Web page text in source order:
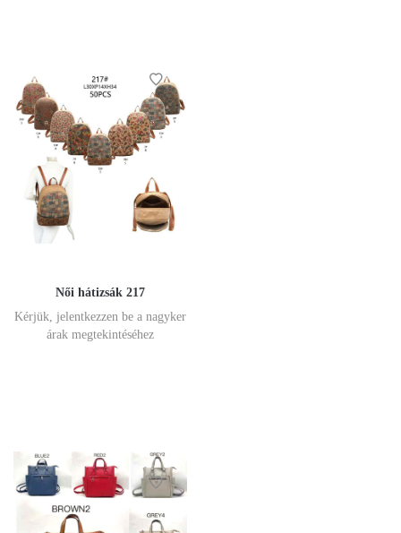
Női hátizsák 217
Kérjük, jelentkezzen be a nagyker
árak megtekintéséhez